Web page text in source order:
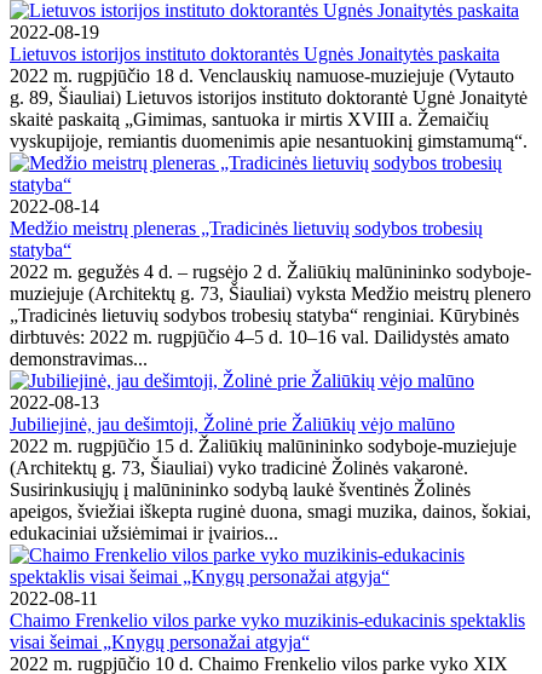
2022-08-19
Lietuvos istorijos instituto doktorantės Ugnės Jonaitytės paskaita
2022 m. rugpjūčio 18 d. Venclauskių namuose-muziejuje (Vytauto
g. 89, Šiauliai) Lietuvos istorijos instituto doktorantė Ugnė Jonaitytė
skaitė paskaitą „Gimimas, santuoka ir mirtis XVIII a. Žemaičių
vyskupijoje, remiantis duomenimis apie nesantuokinį gimstamumą“.
2022-08-14
Medžio meistrų pleneras „Tradicinės lietuvių sodybos trobesių
statyba“
2022 m. gegužės 4 d. – rugsėjo 2 d. Žaliūkių malūnininko sodyboje-
muziejuje (Architektų g. 73, Šiauliai) vyksta Medžio meistrų plenero
„Tradicinės lietuvių sodybos trobesių statyba“ renginiai. Kūrybinės
dirbtuvės: 2022 m. rugpjūčio 4–5 d. 10–16 val. Dailidystės amato
demonstravimas...
2022-08-13
Jubiliejinė, jau dešimtoji, Žolinė prie Žaliūkių vėjo malūno
2022 m. rugpjūčio 15 d. Žaliūkių malūnininko sodyboje-muziejuje
(Architektų g. 73, Šiauliai) vyko tradicinė Žolinės vakaronė.
Susirinkusiųjų į malūnininko sodybą laukė šventinės Žolinės
apeigos, šviežiai iškepta ruginė duona, smagi muzika, dainos, šokiai,
edukaciniai užsiėmimai ir įvairios...
2022-08-11
Chaimo Frenkelio vilos parke vyko muzikinis-edukacinis spektaklis
visai šeimai „Knygų personažai atgyja“
2022 m. rugpjūčio 10 d. Chaimo Frenkelio vilos parke vyko XIX